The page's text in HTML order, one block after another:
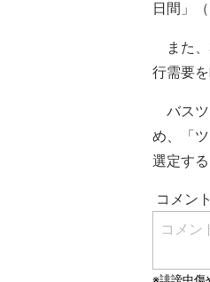
日間」
また、
行需要を
バスツ
め、「
選定する